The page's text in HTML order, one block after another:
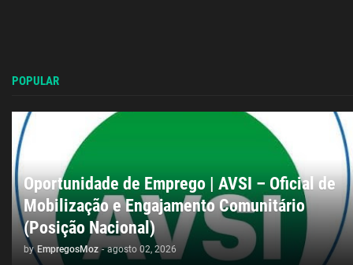
POPULAR
Oportunidade de Emprego | AVSI – Oficial de
Mobilização e Engajamento Comunitário
(Posição Nacional)
by EmpregosMoz - agosto 02, 2026